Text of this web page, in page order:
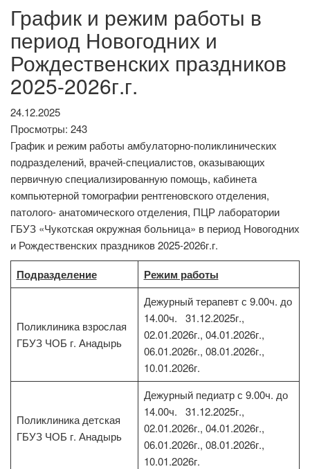
График и режим работы в
период Новогодних и
Рождественских праздников
2025-2026г.г.
24.12.2025
Просмотры: 243
График и режим работы амбулаторно-поликлинических
подразделений, врачей-специалистов, оказывающих
первичную специализированную помощь, кабинета
компьютерной томографии рентгеновского отделения,
патолого- анатомического отделения, ПЦР лаборатории
ГБУЗ «Чукотская окружная больница» в период Новогодних
и Рождественских праздников 2025-2026г.г.
Подразделение Режим работы
Поликлиника взрослая
ГБУЗ ЧОБ г. Анадырь
Дежурный терапевт с 9.00ч. до
14.00ч. 31.12.2025г.,
02.01.2026г., 04.01.2026г.,
06.01.2026г., 08.01.2026г.,
10.01.2026г.
Поликлиника детская
ГБУЗ ЧОБ г. Анадырь
Дежурный педиатр с 9.00ч. до
14.00ч. 31.12.2025г.,
02.01.2026г., 04.01.2026г.,
06.01.2026г., 08.01.2026г.,
10.01.2026г.